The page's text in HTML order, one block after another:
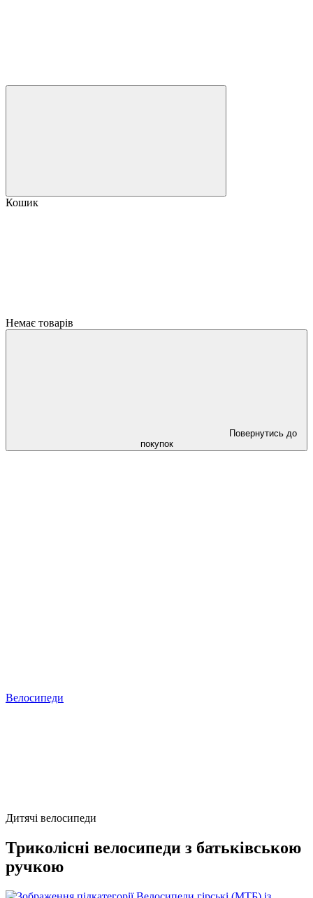
Кошик
Немає товарів
Повернутись до
покупок
Велосипеди
Дитячі велосипеди
Триколісні велосипеди з батьківською
ручкою